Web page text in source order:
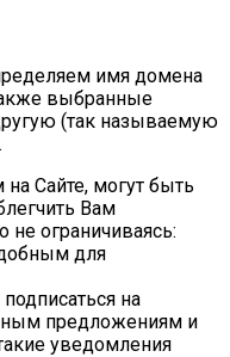
имя домена
выбранные
(так называемую
Сайте, могут быть
Вам
не ограничиваясь:
для
на
предложениям и
уведомления